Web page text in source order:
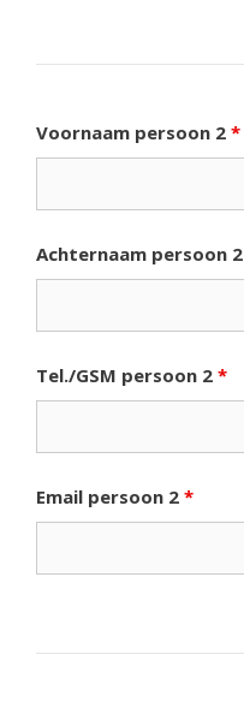
Voornaam persoon 2 *
Achternaam persoon 2
Tel./GSM persoon 2 *
Email persoon 2 *